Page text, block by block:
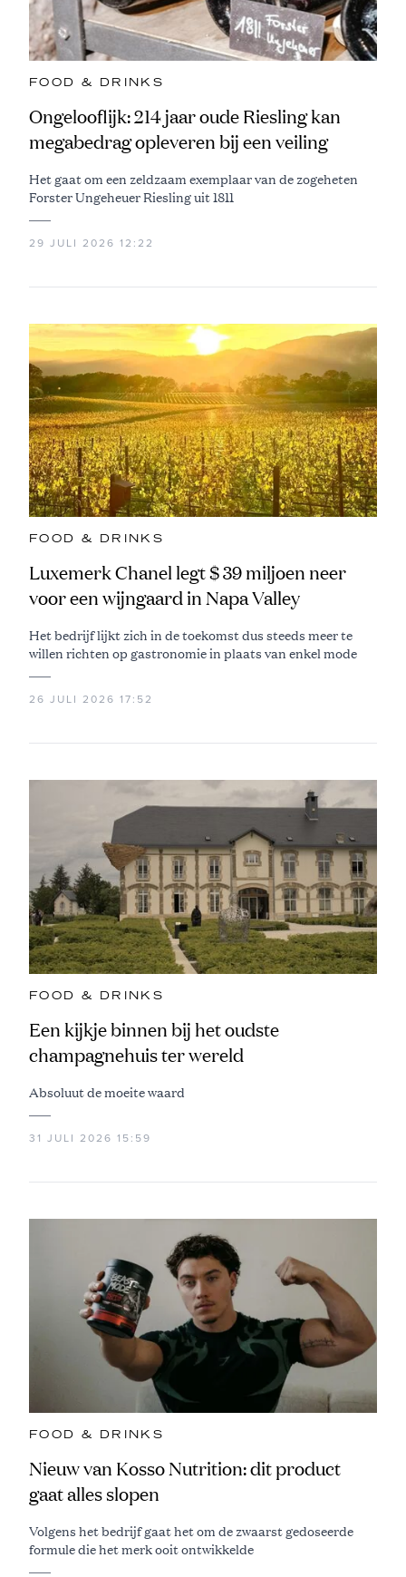
FOOD & DRINKS
Ongelooflijk: 214 jaar oude Riesling kan
megabedrag opleveren bij een veiling
Het gaat om een zeldzaam exemplaar van de zogeheten
Forster Ungeheuer Riesling uit 1811
29 JULI 2026 12:22
FOOD & DRINKS
Luxemerk Chanel legt $ 39 miljoen neer
voor een wijngaard in Napa Valley
Het bedrijf lijkt zich in de toekomst dus steeds meer te
willen richten op gastronomie in plaats van enkel mode
26 JULI 2026 17:52
FOOD & DRINKS
Een kijkje binnen bij het oudste
champagnehuis ter wereld
Absoluut de moeite waard
31 JULI 2026 15:59
FOOD & DRINKS
Nieuw van Kosso Nutrition: dit product
gaat alles slopen
Volgens het bedrijf gaat het om de zwaarst gedoseerde
formule die het merk ooit ontwikkelde